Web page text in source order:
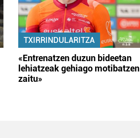
TXIRRINDULARITZA
«Entrenatzen duzun bideetan
lehiatzeak gehiago motibatzen
zaitu»